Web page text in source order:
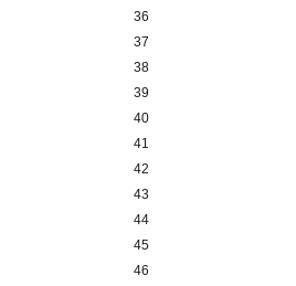
36
37
38
39
40
41
42
43
44
45
46